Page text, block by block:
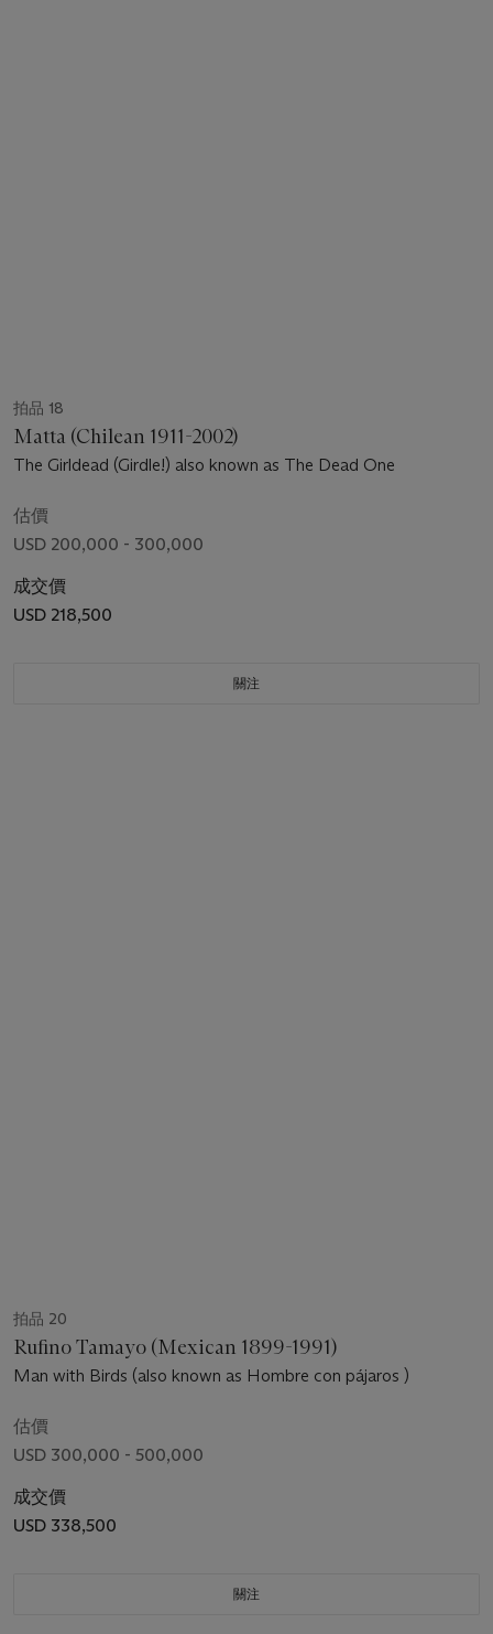
拍品 18
Matta (Chilean 1911-2002)
The Girldead (Girdle!) also known as The Dead One
估價
USD 200,000 - 300,000
成交價
USD 218,500
關注
拍品 20
Rufino Tamayo (Mexican 1899-1991)
Man with Birds (also known as Hombre con pájaros )
估價
USD 300,000 - 500,000
成交價
USD 338,500
關注